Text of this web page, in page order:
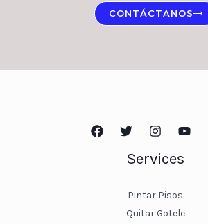
CONTÁCTANOS
Services
Pintar Pisos
Quitar Gotele